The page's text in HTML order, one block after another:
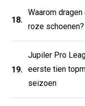
18.
Waarom
roze schoenen?
19.
Jupiler Pro
eerste tien
seizoen